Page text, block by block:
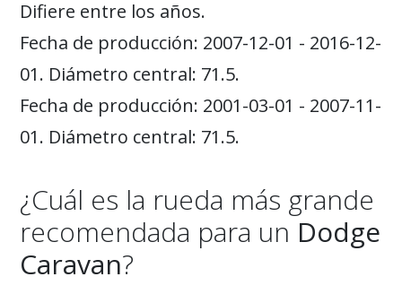
Difiere entre los años.
Fecha de producción: 2007-12-01 - 2016-12-
01. Diámetro central: 71.5.
Fecha de producción: 2001-03-01 - 2007-11-
01. Diámetro central: 71.5.
¿Cuál es la rueda más grande
recomendada para un Dodge
Caravan?